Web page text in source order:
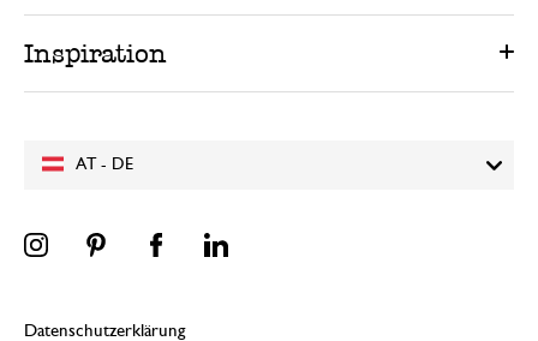
AT - DE
Inspiration
Datenschutzerklärung